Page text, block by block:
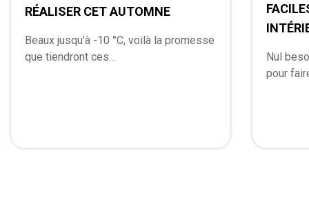
RÉALISER CET AUTOMNE
Beaux jusqu’à -10 °C, voilà la promesse
que tiendront ces...
Nul
pour